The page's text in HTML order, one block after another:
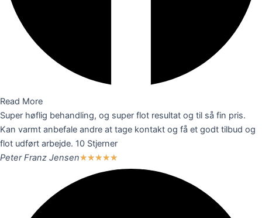
Read More
Super høflig behandling, og super flot resultat og til så fin pris.
Kan varmt anbefale andre at tage kontakt og få et godt tilbud og
flot udført arbejde. 10 Stjerner
Peter Franz Jensen★★★★★